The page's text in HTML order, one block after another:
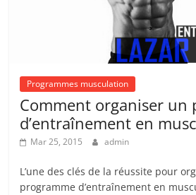
Programmes musculation
Comment organiser un
d’entraînement en
Mar 25, 2015 admin
L’une des clés de la réussite pour
programme d’entraînement en